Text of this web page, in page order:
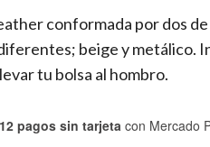
conformada por dos
beige y metálico.
tu bolsa al hombro.
pagos sin tarjeta con Mercado